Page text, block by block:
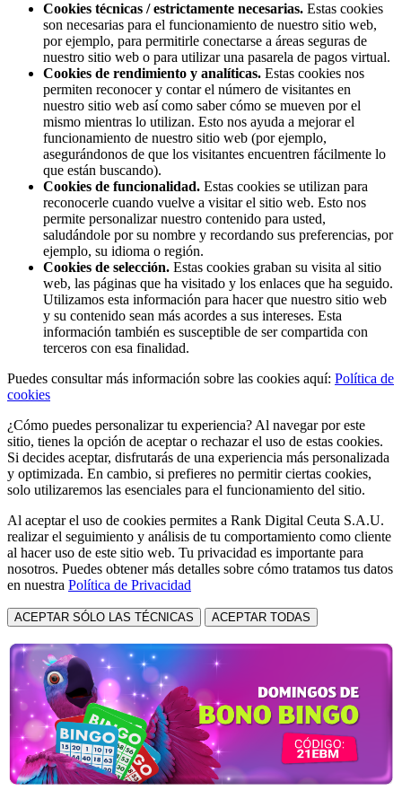
Cookies técnicas / estrictamente necesarias. Estas cookies
son necesarias para el funcionamiento de nuestro sitio web,
por ejemplo, para permitirle conectarse a áreas seguras de
nuestro sitio web o para utilizar una pasarela de pagos virtual.
Cookies de rendimiento y analíticas. Estas cookies nos
permiten reconocer y contar el número de visitantes en
nuestro sitio web así como saber cómo se mueven por el
mismo mientras lo utilizan. Esto nos ayuda a mejorar el
funcionamiento de nuestro sitio web (por ejemplo,
asegurándonos de que los visitantes encuentren fácilmente lo
que están buscando).
Cookies de funcionalidad. Estas cookies se utilizan para
reconocerle cuando vuelve a visitar el sitio web. Esto nos
permite personalizar nuestro contenido para usted,
saludándole por su nombre y recordando sus preferencias, por
ejemplo, su idioma o región.
Cookies de selección. Estas cookies graban su visita al sitio
web, las páginas que ha visitado y los enlaces que ha seguido.
Utilizamos esta información para hacer que nuestro sitio web
y su contenido sean más acordes a sus intereses. Esta
información también es susceptible de ser compartida con
terceros con esa finalidad.
Puedes consultar más información sobre las cookies aquí: Política de
cookies
¿Cómo puedes personalizar tu experiencia? Al navegar por este
sitio, tienes la opción de aceptar o rechazar el uso de estas cookies.
Si decides aceptar, disfrutarás de una experiencia más personalizada
y optimizada. En cambio, si prefieres no permitir ciertas cookies,
solo utilizaremos las esenciales para el funcionamiento del sitio.
Al aceptar el uso de cookies permites a Rank Digital Ceuta S.A.U.
realizar el seguimiento y análisis de tu comportamiento como cliente
al hacer uso de este sitio web. Tu privacidad es importante para
nosotros. Puedes obtener más detalles sobre cómo tratamos tus datos
en nuestra Política de Privacidad
ACEPTAR SÓLO LAS TÉCNICAS ACEPTAR TODAS